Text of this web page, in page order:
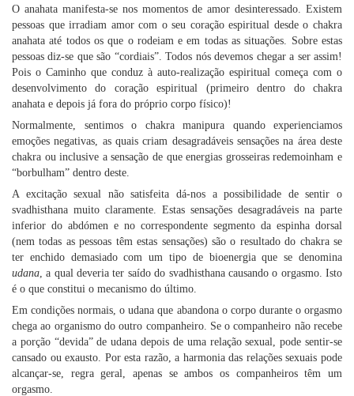
O anahata manifesta-se nos momentos de amor desinteressado. Existem
pessoas que irradiam amor com o seu coração espiritual desde o chakra
anahata até todos os que o rodeiam e em todas as situações. Sobre estas
pessoas diz-se que são “cordiais”. Todos nós devemos chegar a ser assim!
Pois o Caminho que conduz à auto-realização espiritual começa com o
desenvolvimento do coração espiritual (primeiro dentro do chakra
anahata e depois já fora do próprio corpo físico)!
Normalmente, sentimos o chakra manipura quando experienciamos
emoções negativas, as quais criam desagradáveis sensações na área deste
chakra ou inclusive a sensação de que energias grosseiras redemoinham e
“borbulham” dentro deste.
A excitação sexual não satisfeita dá-nos a possibilidade de sentir o
svadhisthana muito claramente. Estas sensações desagradáveis na parte
inferior do abdómen e no correspondente segmento da espinha dorsal
(nem todas as pessoas têm estas sensações) são o resultado do chakra se
ter enchido demasiado com um tipo de bioenergia que se denomina
udana, a qual deveria ter saído do svadhisthana causando o orgasmo. Isto
é o que constitui o mecanismo do último.
Em condições normais, o udana que abandona o corpo durante o orgasmo
chega ao organismo do outro companheiro. Se o companheiro não recebe
a porção “devida” de udana depois de uma relação sexual, pode sentir-se
cansado ou exausto. Por esta razão, a harmonia das relações sexuais pode
alcançar-se, regra geral, apenas se ambos os companheiros têm um
orgasmo.